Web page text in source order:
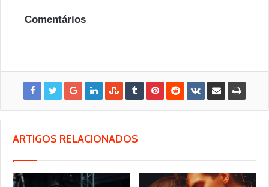
Comentários
ARTIGOS RELACIONADOS